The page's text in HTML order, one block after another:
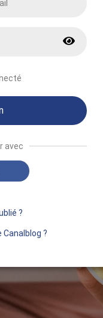
avec
?
?